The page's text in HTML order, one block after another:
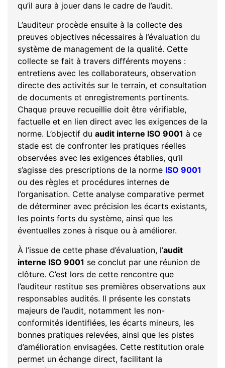
qu’il aura à jouer dans le cadre de l’audit.
L’auditeur procède ensuite à la collecte des
preuves objectives nécessaires à l’évaluation du
système de management de la qualité. Cette
collecte se fait à travers différents moyens :
entretiens avec les collaborateurs, observation
directe des activités sur le terrain, et consultation
de documents et enregistrements pertinents.
Chaque preuve recueillie doit être vérifiable,
factuelle et en lien direct avec les exigences de la
norme. L’objectif du audit interne ISO 9001 à ce
stade est de confronter les pratiques réelles
observées avec les exigences établies, qu’il
s’agisse des prescriptions de la norme ISO 9001
ou des règles et procédures internes de
l’organisation. Cette analyse comparative permet
de déterminer avec précision les écarts existants,
les points forts du système, ainsi que les
éventuelles zones à risque ou à améliorer.
À l’issue de cette phase d’évaluation, l’audit
interne ISO 9001 se conclut par une réunion de
clôture. C’est lors de cette rencontre que
l’auditeur restitue ses premières observations aux
responsables audités. Il présente les constats
majeurs de l’audit, notamment les non-
conformités identifiées, les écarts mineurs, les
bonnes pratiques relevées, ainsi que les pistes
d’amélioration envisagées. Cette restitution orale
permet un échange direct, facilitant la